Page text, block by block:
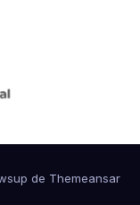
de Themeansar